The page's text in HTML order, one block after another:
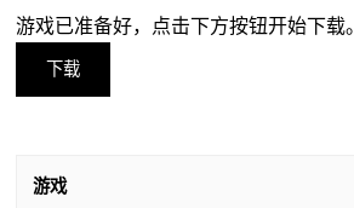
游戏已准备好，点击下方按钮开始下载。
下载
游戏